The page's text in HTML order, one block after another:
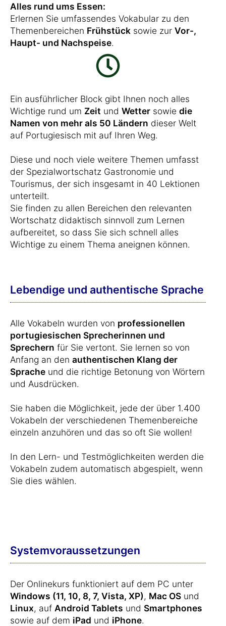
Alles rund ums Essen:
Erlernen Sie umfassendes Vokabular zu den
Themenbereichen Frühstück sowie zur Vor-,
Haupt- und Nachspeise.
Ein ausführlicher Block gibt Ihnen noch alles
Wichtige rund um Zeit und Wetter sowie die
Namen von mehr als 50 Ländern dieser Welt
auf Portugiesisch mit auf Ihren Weg.
Diese und noch viele weitere Themen umfasst
der Spezialwortschatz Gastronomie und
Tourismus, der sich insgesamt in 40 Lektionen
unterteilt.
Sie finden zu allen Bereichen den relevanten
Wortschatz didaktisch sinnvoll zum Lernen
aufbereitet, so dass Sie sich schnell alles
Wichtige zu einem Thema aneignen können.
Lebendige und authentische Sprache
Alle Vokabeln wurden von professionellen
portugiesischen Sprecherinnen und
Sprechern für Sie vertont. Sie lernen so von
Anfang an den authentischen Klang der
Sprache und die richtige Betonung von Wörtern
und Ausdrücken.
Sie haben die Möglichkeit, jede der über 1.400
Vokabeln der verschiedenen Themenbereiche
einzeln anzuhören und das so oft Sie wollen!
In den Lern- und Testmöglichkeiten werden die
Vokabeln zudem automatisch abgespielt, wenn
Sie dies wählen.
Systemvoraussetzungen
Der Onlinekurs funktioniert auf dem PC unter
Windows (11, 10, 8, 7, Vista, XP), Mac OS und
Linux, auf Android Tablets und Smartphones
sowie auf dem iPad und iPhone.